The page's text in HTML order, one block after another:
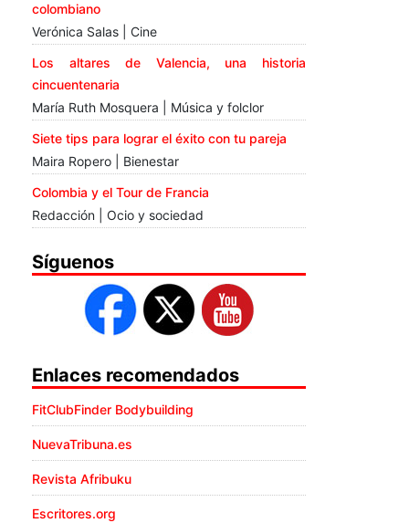
colombiano
Verónica Salas | Cine
Los altares de Valencia, una historia
cincuentenaria
María Ruth Mosquera | Música y folclor
Siete tips para lograr el éxito con tu pareja
Maira Ropero | Bienestar
Colombia y el Tour de Francia
Redacción | Ocio y sociedad
Síguenos
Enlaces recomendados
FitClubFinder Bodybuilding
NuevaTribuna.es
Revista Afribuku
Escritores.org